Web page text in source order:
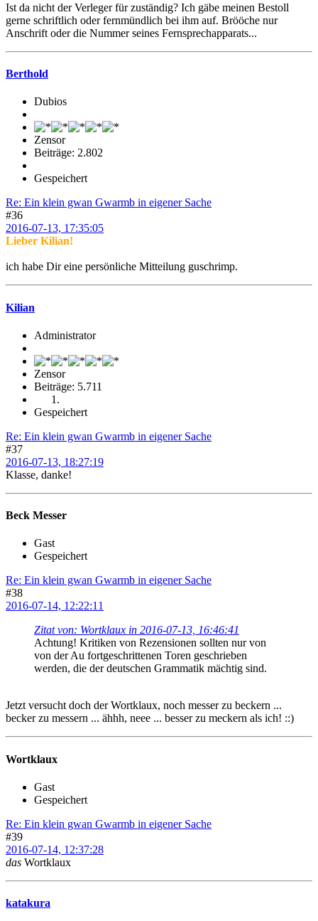
Ist da nicht der Verleger für zuständig? Ich gäbe meinen Bestoll
gerne schriftlich oder fernmündlich bei ihm auf. Brööche nur
Anschrift oder die Nummer seines Fernsprechapparats...
Berthold
Dubios
Zensor
Beiträge: 2.802
Gespeichert
Re: Ein klein gwan Gwarmb in eigener Sache
#36
2016-07-13, 17:35:05
Lieber Kilian!
ich habe Dir eine persönliche Mitteilung guschrimp.
Kilian
Administrator
Zensor
Beiträge: 5.711
Gespeichert
Re: Ein klein gwan Gwarmb in eigener Sache
#37
2016-07-13, 18:27:19
Klasse, danke!
Beck Messer
Gast
Gespeichert
Re: Ein klein gwan Gwarmb in eigener Sache
#38
2016-07-14, 12:22:11
Zitat von: Wortklaux in 2016-07-13, 16:46:41
Achtung! Kritiken von Rezensionen sollten nur von
von der Au fortgeschrittenen Toren geschrieben
werden, die der deutschen Grammatik mächtig sind.
Jetzt versucht doch der Wortklaux, noch messer zu beckern ...
becker zu messern ... ähhh, neee ... besser zu meckern als ich! ::)
Wortklaux
Gast
Gespeichert
Re: Ein klein gwan Gwarmb in eigener Sache
#39
2016-07-14, 12:37:28
das Wortklaux
katakura